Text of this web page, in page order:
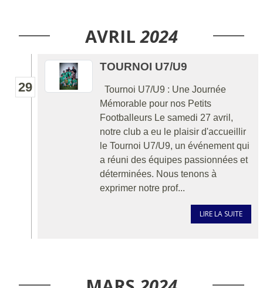
AVRIL 2024
29
TOURNOI U7/U9
Tournoi U7/U9 : Une Journée
Mémorable pour nos Petits
Footballeurs Le samedi 27 avril,
notre club a eu le plaisir d'accueillir
le Tournoi U7/U9, un événement qui
a réuni des équipes passionnées et
déterminées. Nous tenons à
exprimer notre prof...
LIRE LA SUITE